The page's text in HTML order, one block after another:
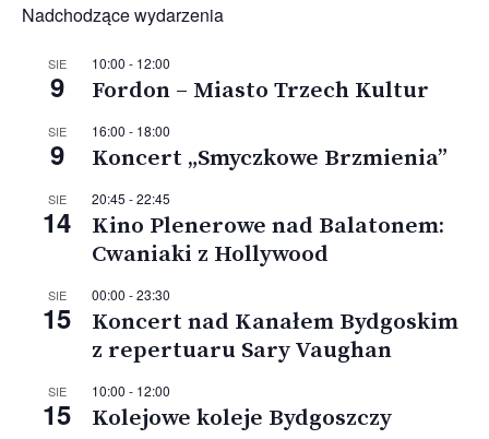
Nadchodzące wydarzenia
SIE
9
10:00 - 12:00
Fordon – Miasto Trzech Kultur
SIE
9
16:00 - 18:00
Koncert „Smyczkowe Brzmienia”
SIE
14
20:45 -22:45
Kino Plenerowe nad Balatonem:
Cwaniaki z Hollywood
SIE
15
00:00 -23:30
Koncert nad Kanałem Bydgoskim
z repertuaru Sary Vaughan
SIE
15
10:00 - 12:00
Kolejowe koleje Bydgoszczy